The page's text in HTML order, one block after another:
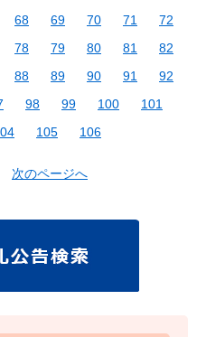
68 69 70 71
72
78 79 80 81
82
88 89 90 91
92
98 99 100
101
105 106
次のページへ